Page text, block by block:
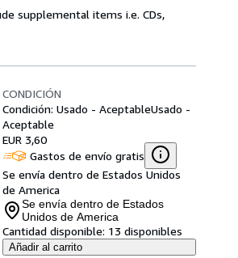
supplemental items i.e. CDs,
CONDICIÓN
Condición: Usado - AceptableUsado -
Aceptable
EUR 3,60
Gastos de envío gratis
Se envía dentro de Estados Unidos
de America
Se envía dentro de Estados
Unidos de America
Cantidad disponible: 13 disponibles
Añadir al carrito